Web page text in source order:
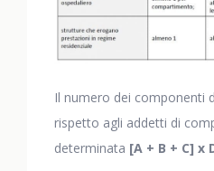
Il numero dei componenti
rispetto agli addetti di
determinata [A + B + C] x